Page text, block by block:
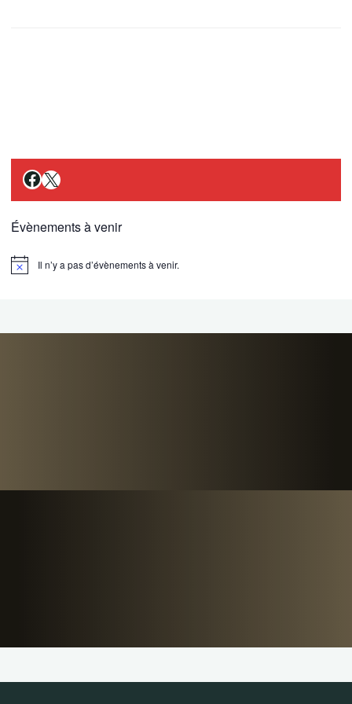
Facebook
X
Évènements à venir
Notice Il n’y a pas d’évènements à venir.